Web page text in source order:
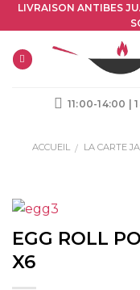
Skip
to
content
LIVRAISON ANTIBES
11:00-14:00 |
ACCUEIL / LA CARTE
EGG ROLL
X6